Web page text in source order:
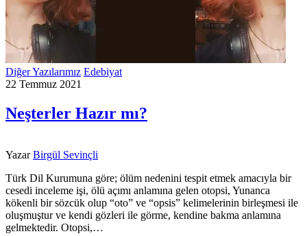
Diğer Yazılarımız Edebiyat
22 Temmuz 2021
Neşterler Hazır mı?
YazarBirgül Sevinçli
Türk Dil Kurumuna göre; ölüm nedenini tespit etmek amacıyla bir
cesedi inceleme işi, ölü açımı anlamına gelen otopsi, Yunanca
kökenli bir sözcük olup “oto” ve “opsis” kelimelerinin birleşmesi ile
oluşmuştur ve kendi gözleri ile görme, kendine bakma anlamına
gelmektedir. Otopsi,…